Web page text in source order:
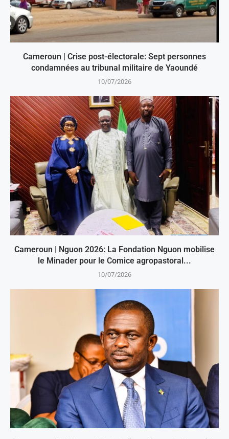
Cameroun | Crise post-électorale: Sept personnes
condamnées au tribunal militaire de Yaoundé
10/07/2026
Cameroun | Nguon 2026: La Fondation Nguon mobilise
le Minader pour le Comice agropastoral...
10/07/2026